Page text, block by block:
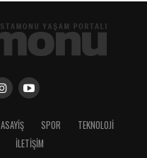
ASAYİŞ SPOR
TEKNOLOJİ
İLETİŞİM